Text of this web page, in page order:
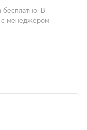
бесплатно. В
с менеджером.